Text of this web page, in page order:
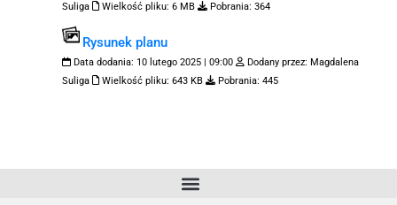
Suliga
Wielkość pliku: 6 MB Pobrania: 364
Rysunek planu
Data dodania: 10 lutego 2025 | 09:00 Dodany przez: Magdalena
Suliga
Wielkość pliku: 643 KB Pobrania: 445